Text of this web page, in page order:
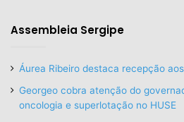
Assembleia Sergipe
Áurea Ribeiro destaca recepção
Georgeo cobra atenção do
oncologia e superlotação no HUSE